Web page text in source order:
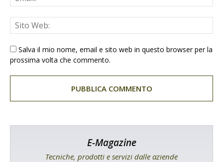
Salva il mio nome, email e sito web in questo browser per la
prossima volta che commento.
E-Magazine
Tecniche, prodotti e servizi dalle aziende